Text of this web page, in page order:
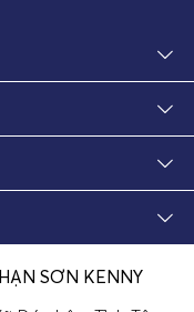
SƠN KENNY